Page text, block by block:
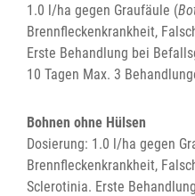
1.0 l/ha gegen Graufäule (
Brennfleckenkrankheit,
Erste Behandlung bei
10 Tagen Max. 3
Bohnen ohne Hülsen
Dosierung: 1.0 l/ha gegen
Brennfleckenkrankheit,
Sclerotinia. Erste